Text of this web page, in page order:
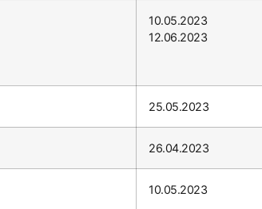
10.05.2023
12.06.2023
25.05.2023
26.04.2023
10.05.2023